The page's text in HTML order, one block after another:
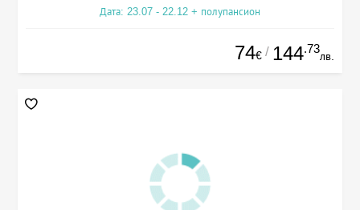
Дата: 23.07 - 22.12 + полупансион
74€ / 144.73
лв.